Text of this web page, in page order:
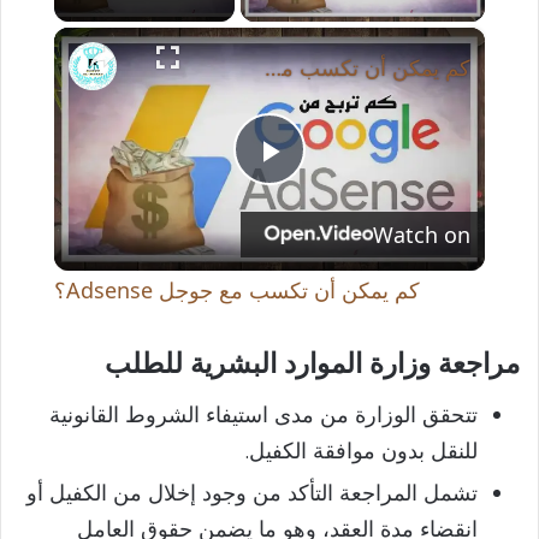
×
P
l
y
V
كم يمكن أن تكسب مع جوجل Adsense؟
Watch on
كم يمكن أن تكسب مع جوجل Adsense؟
مراجعة وزارة الموارد البشرية للطلب
تتحقق الوزارة من مدى استيفاء الشروط القانونية
للنقل بدون موافقة الكفيل.
تشمل المراجعة التأكد من وجود إخلال من الكفيل أو
انقضاء مدة العقد، وهو ما يضمن حقوق العامل